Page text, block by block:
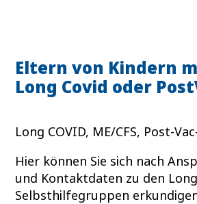
Eltern von Kindern
Long Covid oder
Long COVID, ME/CFS, Post-
Hier können Sie sich nach
und Kontaktdaten zu den
Selbsthilfegruppen